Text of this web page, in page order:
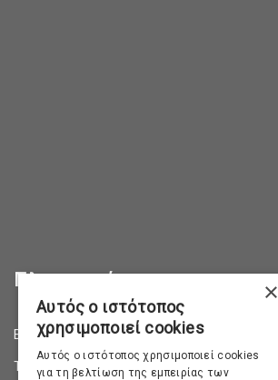
Πληροφορίες
Επικοινωνία
Τρόποι Αποστολής
×
Αυτός ο ιστότοπος
χρησιμοποιεί cookies
Αυτός ο ιστότοπος χρησιμοποιεί cookies
για τη βελτίωση της εμπειρίας των